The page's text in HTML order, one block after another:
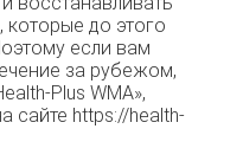
до этого
если вам
за рубежом,
Plus WMA»,
сайте https://health-